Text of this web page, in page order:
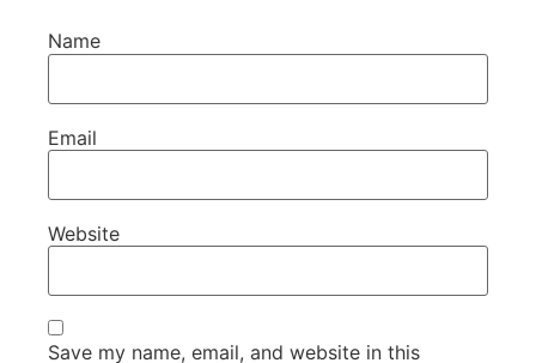
Name
Email
Website
Save my name, email, and website in this